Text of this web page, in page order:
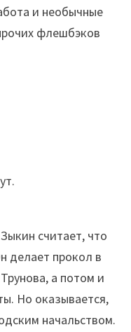
и необычные
флешбэков
считает, что
делает прокол в
а потом и
Но оказывается,
начальством.